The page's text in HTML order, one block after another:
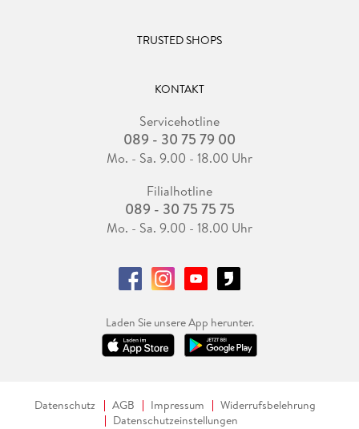
TRUSTED SHOPS
KONTAKT
Servicehotline
089 - 30 75 79 00
Mo. - Sa. 9.00 - 18.00 Uhr
Filialhotline
089 - 30 75 75 75
Mo. - Sa. 9.00 - 18.00 Uhr
Laden Sie unsere App herunter.
Datenschutz AGB Impressum
Widerrufsbelehrung
Datenschutzeinstellungen